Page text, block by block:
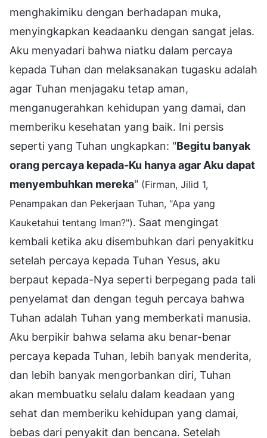
menghakimiku dengan berhadapan muka,
menyingkapkan keadaanku dengan sangat jelas.
Aku menyadari bahwa niatku dalam percaya
kepada Tuhan dan melaksanakan tugasku adalah
agar Tuhan menjagaku tetap aman,
menganugerahkan kehidupan yang damai, dan
memberiku kesehatan yang baik. Ini persis
seperti yang Tuhan ungkapkan: "Begitu banyak
orang percaya kepada-Ku hanya agar Aku dapat
menyembuhkan mereka" (Firman, Jilid 1,
Penampakan dan Pekerjaan Tuhan, "Apa yang
Kauketahui tentang Iman?"). Saat mengingat
kembali ketika aku disembuhkan dari penyakitku
setelah percaya kepada Tuhan Yesus, aku
berpaut kepada-Nya seperti berpegang pada tali
penyelamat dan dengan teguh percaya bahwa
Tuhan adalah Tuhan yang memberkati manusia.
Aku berpikir bahwa selama aku benar-benar
percaya kepada Tuhan, lebih banyak menderita,
dan lebih banyak mengorbankan diri, Tuhan
akan membuatku selalu dalam keadaan yang
sehat dan memberiku kehidupan yang damai,
bebas dari penyakit dan bencana. Setelah